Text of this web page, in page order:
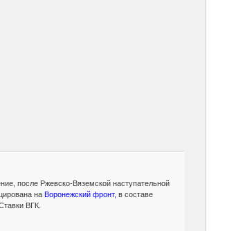
после Ржевско-Вяземской наступательной
на Воронежский фронт, в составе
ВГК.